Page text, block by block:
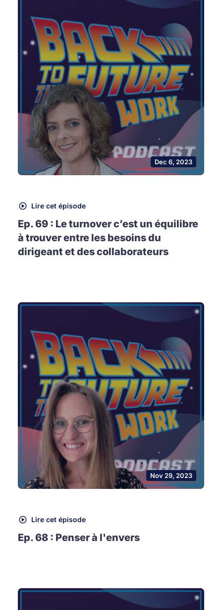
Dec 6, 2023
Lire cet épisode
Ep. 69 : Le turnover c’est un équilibre
à trouver entre les besoins du
dirigeant et des collaborateurs
Nov 29, 2023
Lire cet épisode
Ep. 68 : Penser à l'envers